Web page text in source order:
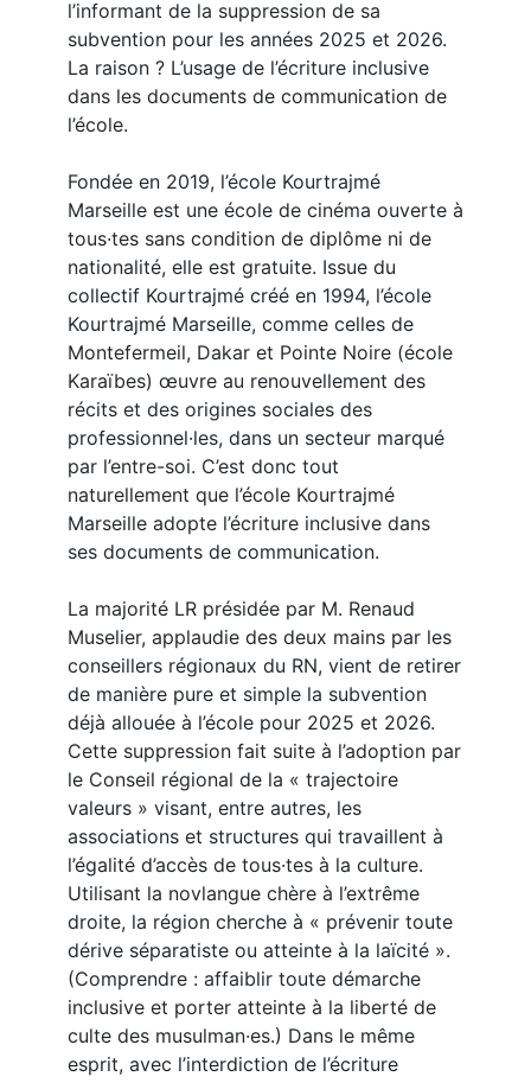
l’informant de la suppression de sa
subvention pour les années 2025 et 2026.
La raison ? L’usage de l’écriture inclusive
dans les documents de communication de
l’école.
Fondée en 2019, l’école Kourtrajmé
Marseille est une école de cinéma ouverte à
tous·tes sans condition de diplôme ni de
nationalité, elle est gratuite. Issue du
collectif Kourtrajmé créé en 1994, l’école
Kourtrajmé Marseille, comme celles de
Montefermeil, Dakar et Pointe Noire (école
Karaïbes) œuvre au renouvellement des
récits et des origines sociales des
professionnel·les, dans un secteur marqué
par l’entre-soi. C’est donc tout
naturellement que l’école Kourtrajmé
Marseille adopte l’écriture inclusive dans
ses documents de communication.
La majorité LR présidée par M. Renaud
Muselier, applaudie des deux mains par les
conseillers régionaux du RN, vient de retirer
de manière pure et simple la subvention
déjà allouée à l’école pour 2025 et 2026.
Cette suppression fait suite à l’adoption par
le Conseil régional de la « trajectoire
valeurs » visant, entre autres, les
associations et structures qui travaillent à
l’égalité d’accès de tous·tes à la culture.
Utilisant la novlangue chère à l’extrême
droite, la région cherche à « prévenir toute
dérive séparatiste ou atteinte à la laïcité ».
(Comprendre : affaiblir toute démarche
inclusive et porter atteinte à la liberté de
culte des musulman·es.) Dans le même
esprit, avec l’interdiction de l’écriture